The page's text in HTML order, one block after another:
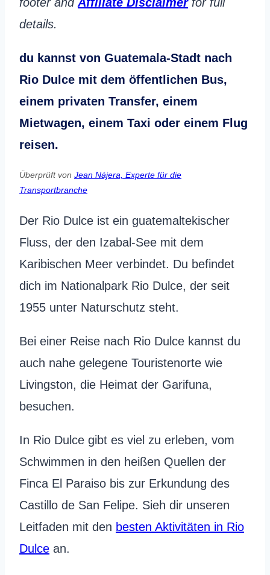
details.
du kannst von Guatemala-Stadt nach
Rio Dulce mit dem öffentlichen Bus,
einem privaten Transfer, einem
Mietwagen, einem Taxi oder einem Flug
reisen.
Überprüft von Jean Nájera, Experte für die
Transportbranche
Der Rio Dulce ist ein guatemaltekischer
Fluss, der den Izabal-See mit dem
Karibischen Meer verbindet. Du befindet
dich im Nationalpark Rio Dulce, der seit
1955 unter Naturschutz steht.
Bei einer Reise nach Rio Dulce kannst du
auch nahe gelegene Touristenorte wie
Livingston, die Heimat der Garifuna,
besuchen.
In Rio Dulce gibt es viel zu erleben, vom
Schwimmen in den heißen Quellen der
Finca El Paraiso bis zur Erkundung des
Castillo de San Felipe. Sieh dir unseren
Leitfaden mit den besten Aktivitäten in Rio
Dulce an.